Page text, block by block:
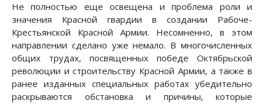
Не полностью еще освещена и проблема роли и
значения Красной гвардии в создании Рабоче-
Крестьянской Красной Армии. Несомненно, в этом
направлении сделано уже немало. В многочисленных
общих трудах, посвященных победе Октябрьской
революции и строительству Красной Армии, а также в
ранее изданных специальных работах убедительно
раскрываются обстановка и причины, которые